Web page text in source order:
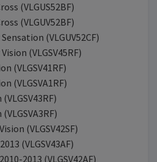
(VLGUS52BF)
(VLGUV52BF)
(VLGUV52CF)
(VLGSV45RF)
(VLGSV41RF)
(VLGSVA1RF)
(VLGSV42SF)
(VLGSV43AF)
2013 (VLGSV42AF)